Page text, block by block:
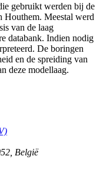
gebruikt werden bij de
Houthem. Meestal werd
van de laag
databank. Indien nodig
De boringen
en de spreiding van
deze modellaag.
België